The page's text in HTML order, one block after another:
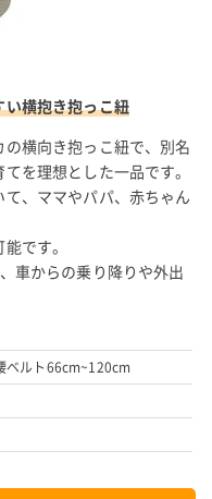
横抱き抱っこ紐
横向き抱っこ紐で、別名
を理想とした一品です。
、ママやパパ、赤ちゃん
です。
車からの乗り降りや外出
ベルト66cm~120cm